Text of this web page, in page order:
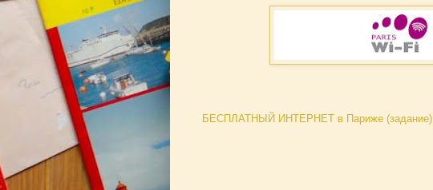
БЕСПЛАТНЫЙ ИНТЕРНЕТ в Париже (задание)